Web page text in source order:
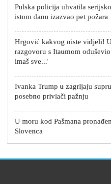
Hrgović kakvog niste vidjeli!
razgovoru s Itaumom
imaš sve...'
Ivanka Trump u zagrljaju
U moru kod Pašmana
Zaokret u BiH: Novi visoki